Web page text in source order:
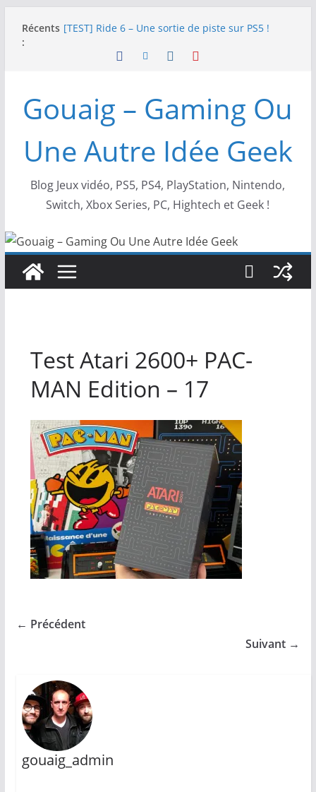
Récents
:
[TEST] Ride 6 – Une sortie de piste sur PS5 !
NEOGEO AES+ : La légende de l’arcade est de
SWITCH 2 : Nouveaux accessoires Turtle Beach X
Gouaig – Gaming Ou
Une Autre Idée Geek
Blog Jeux vidéo, PS5, PS4, PlayStation, Nintendo,
Switch, Xbox Series, PC, Hightech et Geek !
Test Atari 2600+ PAC-
MAN Edition – 17
← Précédent
Suivant →
gouaig_admin